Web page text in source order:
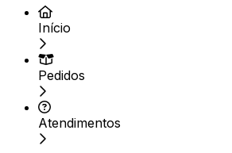
Início
Pedidos
Atendimentos